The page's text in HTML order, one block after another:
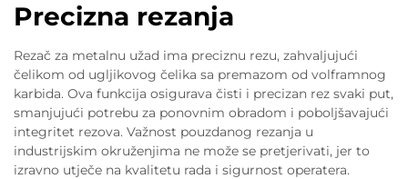
Precizna rezanja
Rezač za metalnu užad ima preciznu rezu, zahvaljujući
čelikom od ugljikovog čelika sa premazom od volframnog
karbida. Ova funkcija osigurava čisti i precizan rez svaki put,
smanjujući potrebu za ponovnim obradom i poboljšavajući
integritet rezova. Važnost pouzdanog rezanja u
industrijskim okruženjima ne može se pretjerivati, jer to
izravno utječe na kvalitetu rada i sigurnost operatera.